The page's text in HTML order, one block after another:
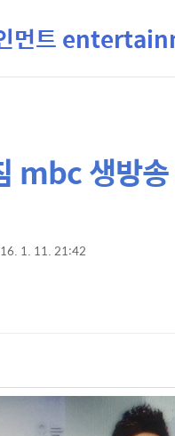
먼트
mbc 생방
1. 11. 21:42